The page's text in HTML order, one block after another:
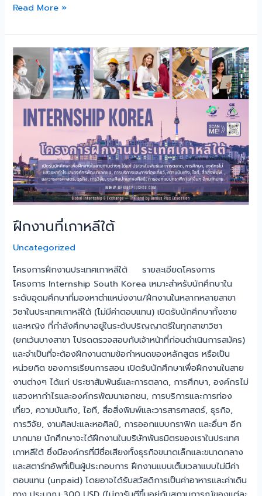
Read More »
ฝึกงานที่เกาหลีใต้
Uncategorized
โครงการฝึกงานประเทศเกาหลีใต้ รายละเอียดโครงการ
โครงการ Internship South Korea เหมาะสำหรับนักศึกษาใน
ระดับอุดมศึกษาที่มองหาตำแหน่งงาน/ฝึกงานในหลากหลายสาขา
วิชาในประเทศเกาหลีใต้ (ไม่มีค่าตอบแทน) เปิดรับนักศึกษาทั้งชาย
และหญิง ที่กำลังศึกษาอยู่ในระดับปริญญาตรีในทุกสาขาวิชา
(ยกเว้นบางสาขา โปรดตรวจสอบกับเจ้าหน้าที่ก่อนดำเนินการสมัคร)
และจำเป็นที่จะต้องฝึกงานตามข้อกำหนดของหลักสูตร หรือเป็น
หน่วยกิต ของการเรียนการสอน เปิดรับนักศึกษาเพื่อฝึกงานในสาย
งานต่างๆ ได้แก่ ประชาสัมพันธ์และการตลาด, การศึกษา, องค์กรไม่
แสวงหากำไรและองค์กรพัฒนาเอกชน, การบริการและการท่อง
เที่ยว, ความบันเทิง, ไอที, สื่อสิ่งพิมพ์และวารสารศาสตร์, ธุรกิจ,
การวิจัย, งานศิลปะและหอศิลป์, การออกแบบกราฟิก และอื่นๆ อีก
มากมาย นักศึกษาจะได้ฝึกงานในบริษัทพันธมิตรของเราในประเทศ
เกาหลีใต้ ซึ่งมีองค์กรที่มีชื่อเสียงทั้งธุรกิจขนาดเล็กและขนาดกลาง
และสตาร์ทอัพที่เป็นผู้ประกอบการ ฝึกงานแบบเต็มเวลาแบบไม่มีค่า
ตอบแทน (unpaid) โดยอาจได้รับสวัสดิการเป็นค่าอาหารและค่าเดิน
ฝึกงาน
ที่
เกาหลีใต้